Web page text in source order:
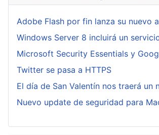
Adobe Flash por fin lanza su nuevo
Windows Server 8 incluirá un
Microsoft Security Essentials y
Twitter se pasa a HTTPS
El día de San Valentín nos traerá un
Nuevo update de seguridad para